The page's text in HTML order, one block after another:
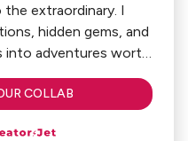
the extraordinary. I
hidden gems, and
into adventures worth
COLLAB